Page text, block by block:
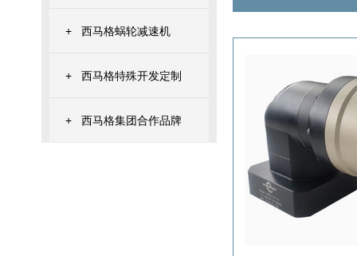
+ 西马格蜗轮减速机
+ 西马格特殊开发定制
+ 西马格集团合作品牌